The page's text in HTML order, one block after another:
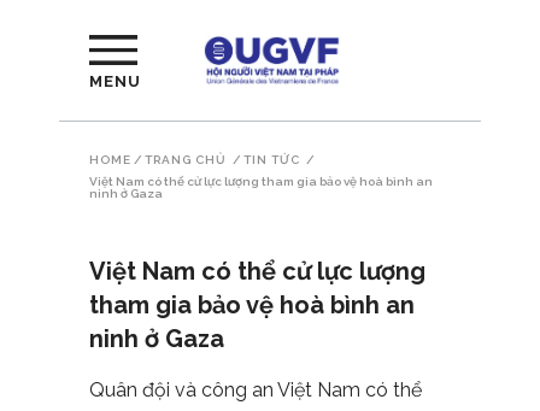
MENU
HOME / TRANG CHỦ / TIN TỨC
/
Việt Nam có thể cử lực lượng tham gia bảo vệ hoà bình an
ninh ở Gaza
Việt Nam có thể cử lực lượng
tham gia bảo vệ hoà bình an
ninh ở Gaza
Quân đội và công an Việt Nam có thể